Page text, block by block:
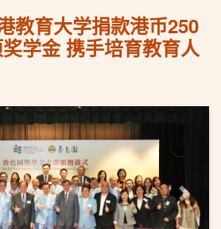
教育大学捐款港币250
学金 携手培育教育人
下一页